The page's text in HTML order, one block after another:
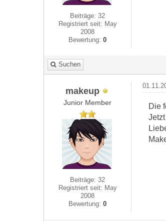
Beiträge: 32
Registriert seit: May
2008
Bewertung:0
Suchen
makeup
Junior Member
Beiträge: 32
Registriert seit: May
2008
Bewertung:0
Die